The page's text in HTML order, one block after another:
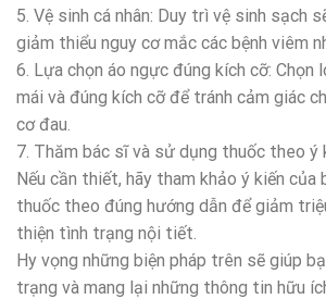
5. Vệ sinh cá nhân: Duy trì vệ sinh sạch
giảm thiểu nguy cơ mắc các bệnh viêm
6. Lựa chọn áo ngực đúng kích cỡ: Chọn
mái và đúng kích cỡ để tránh cảm giác
cơ đau.
7. Thăm bác sĩ và sử dụng thuốc theo ý
Nếu cần thiết, hãy tham khảo ý kiến của
thuốc theo đúng hướng dẫn để giảm
thiện tình trạng nội tiết.
Hy vọng những biện pháp trên sẽ giúp
trạng và mang lại những thông tin hữu